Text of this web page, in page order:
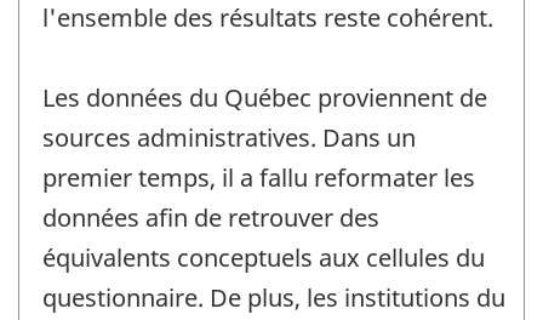
l'ensemble des résultats reste cohérent.
Les données du Québec proviennent de
sources administratives. Dans un
premier temps, il a fallu reformater les
données afin de retrouver des
équivalents conceptuels aux cellules du
questionnaire. De plus, les institutions du